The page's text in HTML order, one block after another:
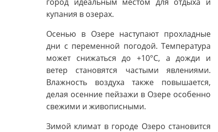
купания в озерах.
Осенью в Озере наступают прохладные
дни с переменной погодой. Температура
может снижаться до +10°C, а дожди и
ветер становятся частыми явлениями.
Влажность воздуха также повышается,
делая осенние пейзажи в Озере особенно
свежими и живописными.
Зимой климат в городе Озеро становится